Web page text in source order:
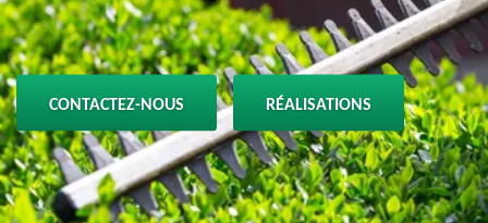
CONTACTEZ-NOUS RÉALISATIONS